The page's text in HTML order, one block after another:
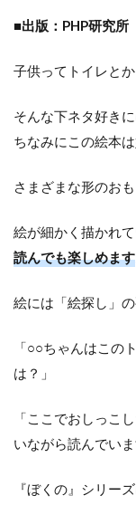
■出版：PHP研究所
子供ってトイレと
そんな下ネタ好き
ちなみにこの絵本
さまざまな形のお
絵が細かく描かれて
読んでも楽しめます
絵には「絵探し」
「○○ちゃんはこの
は？」
「ここでおしっこ
いながら読んでいま
『ぼくの』シリー